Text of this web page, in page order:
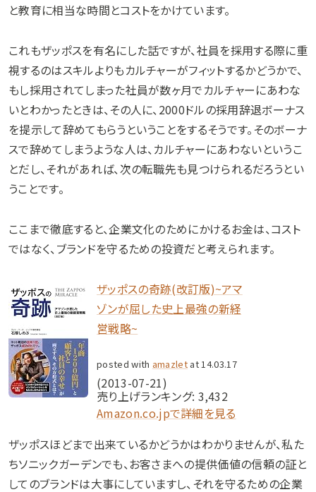
と教育に相当な時間とコストをかけています。
これもザッポスを有名にした話ですが、社員を採用する際に重
視するのはスキルよりもカルチャーがフィットするかどうかで、
もし採用されてしまった社員が数ヶ月でカルチャーにあわな
いとわかったときは、その人に、2000ドルの採用辞退ボーナス
を提示して辞めてもらうということをするそうです。そのボーナ
スで辞めてしまうような人は、カルチャーにあわないというこ
とだし、それがあれば、次の転職先も見つけられるだろうとい
うことです。
ここまで徹底すると、企業文化のためにかけるお金は、コスト
ではなく、ブランドを守るための投資だと考えられます。
ザッポスの奇跡(改訂版)~アマ
ゾンが屈した史上最強の新経
営戦略~
posted with amazlet at 14.03.17
(2013-07-21)
売り上げランキング: 3,432
Amazon.co.jpで詳細を見る
ザッポスほどまで出来ているかどうかはわかりませんが、私た
ちソニックガーデンでも、お客さまへの提供価値の信頼の証と
してのブランドは大事にしていますし、それを守るための企業